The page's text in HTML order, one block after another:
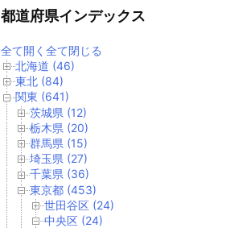
都道府県インデックス
全て開く 全て閉じる
北海道 (46)
東北 (84)
関東 (641)
茨城県 (12)
栃木県 (20)
群馬県 (15)
埼玉県 (27)
千葉県 (36)
東京都 (453)
世田谷区 (24)
中央区 (24)